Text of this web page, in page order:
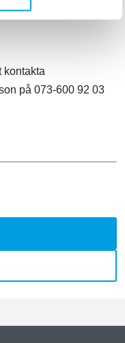
kontakta
på 073-600 92 03